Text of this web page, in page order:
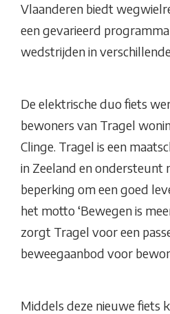
Vlaanderen biedt
een gevarieerd
wedstrijden in
De elektrische duo fiets
bewoners van Tragel
Clinge. Tragel is een
in Zeeland en ondersteunt
beperking om een goed
het motto ‘Bewegen is
zorgt Tragel voor een
beweegaanbod voor
Middels deze nieuwe fiets